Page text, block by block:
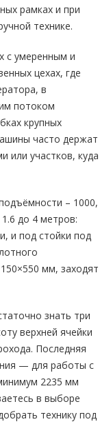
рамках и при
технике.
с умеренным и
цехах, где
в
потоком
крупных
часто держат
или участков, куда
– 1000,
до 4 метров:
и под стойки под
мм, заходят
знать три
верхней ячейки
Последняя
— для работы с
2235 мм
в выборе
технику под